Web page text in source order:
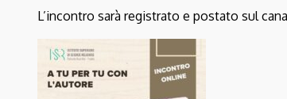
L’incontro sarà registrato e postato sul